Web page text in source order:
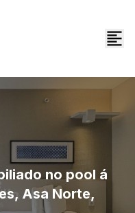
no pool á
Asa Norte,